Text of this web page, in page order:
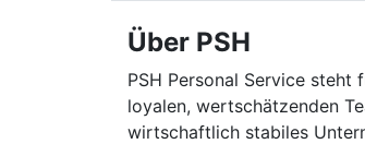
Über PSH
PSH Personal Service
loyalen, wertschätzenden
wirtschaftlich stabiles